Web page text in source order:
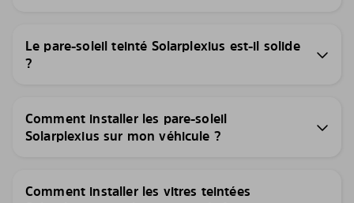
Le pare-soleil teinté Solarplexius est-il solide
?
Comment installer les pare-soleil
Solarplexius sur mon véhicule ?
Comment installer les vitres teintées